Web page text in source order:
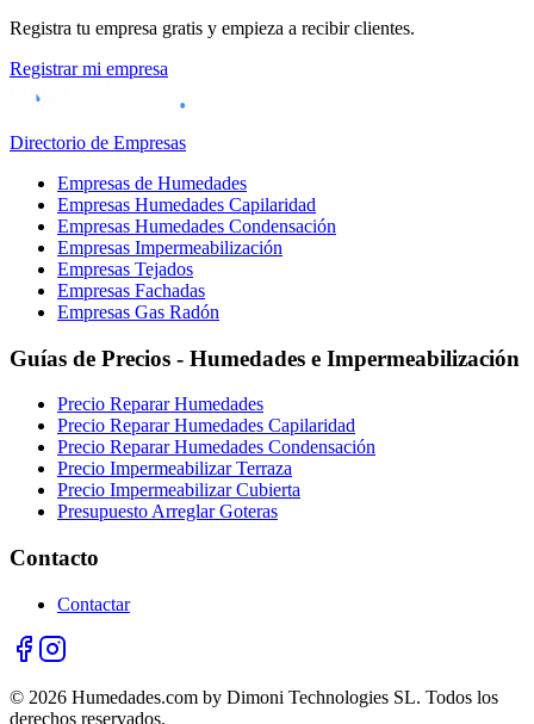
Registra tu empresa gratis y empieza a recibir clientes.
Registrar mi empresa
Directorio de Empresas
Empresas de Humedades
Empresas Humedades Capilaridad
Empresas Humedades Condensación
Empresas Impermeabilización
Empresas Tejados
Empresas Fachadas
Empresas Gas Radón
Guías de Precios - Humedades e Impermeabilización
Precio Reparar Humedades
Precio Reparar Humedades Capilaridad
Precio Reparar Humedades Condensación
Precio Impermeabilizar Terraza
Precio Impermeabilizar Cubierta
Presupuesto Arreglar Goteras
Contacto
Contactar
© 2026 Humedades.com by Dimoni Technologies SL. Todos los
derechos reservados.